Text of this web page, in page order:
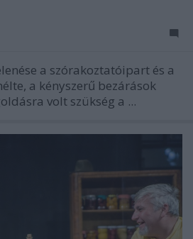
a szórakoztatóipart és a
a kényszerű bezárások
volt szükség a ...